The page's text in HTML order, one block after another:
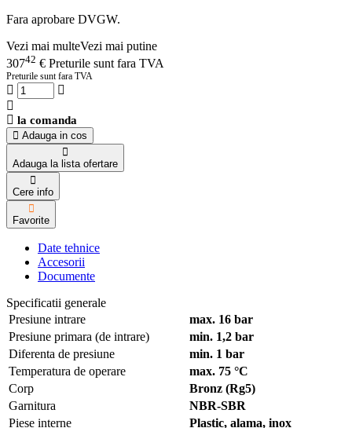
Fara aprobare DVGW.
Vezi mai multeVezi mai putine
30742 € Preturile sunt fara TVA
Preturile sunt fara TVA
la comanda
Adauga in cos
Adauga la lista ofertare
Cere info
Favorite
Date tehnice
Accesorii
Documente
Specificatii generale
Presiune intrare
max. 16 bar
Presiune primara (de intrare)
min. 1,2 bar
Diferenta de presiune
min. 1 bar
Temperatura de operare
max. 75 °C
Corp
Bronz (Rg5)
Garnitura
NBR-SBR
Piese interne
Plastic, alama, inox